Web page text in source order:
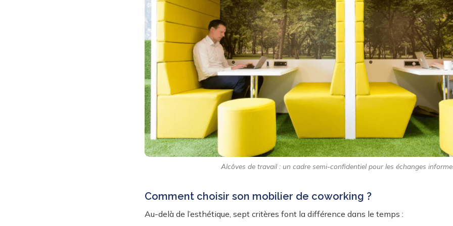
Alcôves de travail : un cadre semi-confidentiel pour les échanges
Comment choisir son mobilier de coworking ?
Au-delà de l’esthétique, sept critères font la différence dans le temps :